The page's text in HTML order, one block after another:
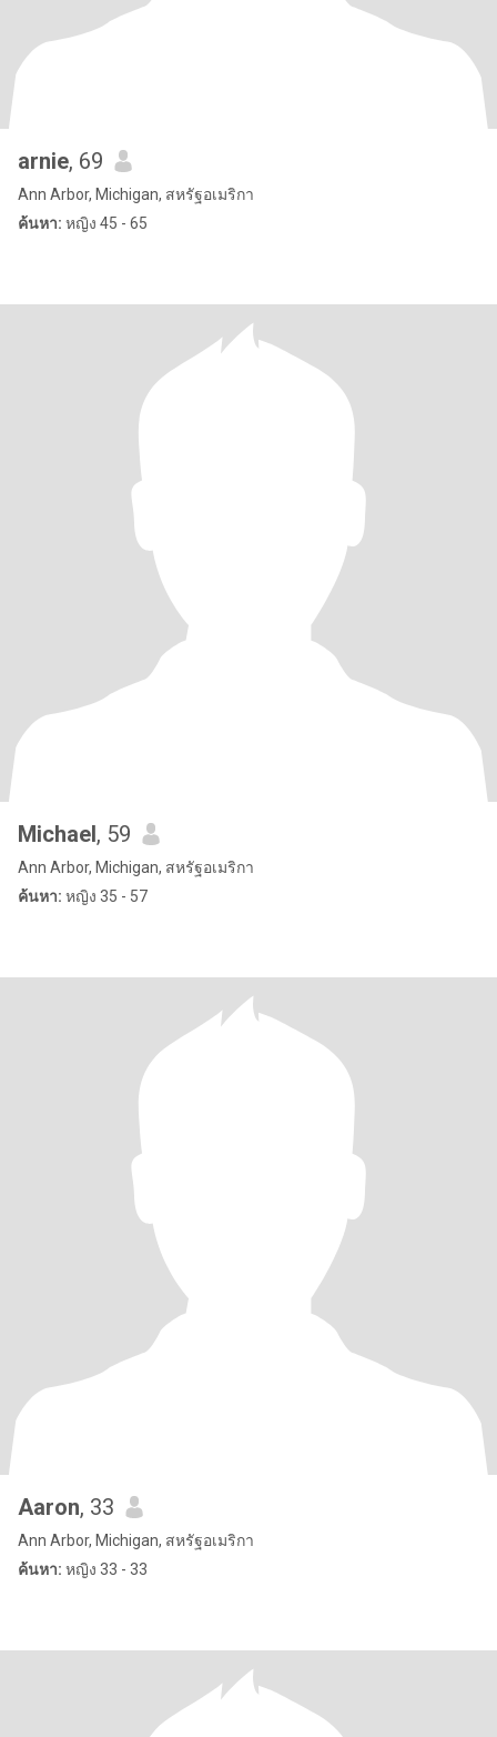
arnie, 69
Ann Arbor, Michigan, สหรัฐอเมริกา
ค้นหา: หญิง 45 - 65
Michael, 59
Ann Arbor, Michigan, สหรัฐอเมริกา
ค้นหา: หญิง 35 - 57
Aaron, 33
Ann Arbor, Michigan, สหรัฐอเมริกา
ค้นหา: หญิง 33 - 33